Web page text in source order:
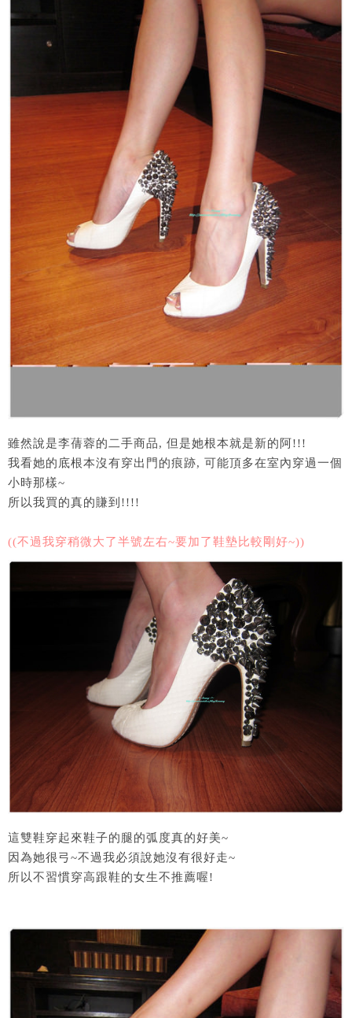
雖然說是李蒨蓉的二手商品, 但是她根本就是新的阿!!!
我看她的底根本沒有穿出門的痕跡, 可能頂多在室內穿過一個
小時那樣~
所以我買的真的賺到!!!!
((不過我穿稍微大了半號左右~要加了鞋墊比較剛好~))
這雙鞋穿起來鞋子的腿的弧度真的好美~
因為她很弓~不過我必須說她沒有很好走~
所以不習慣穿高跟鞋的女生不推薦喔!